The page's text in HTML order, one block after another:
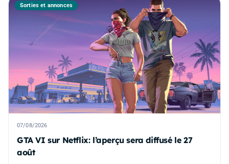
Sorties et annonces
07/08/2026
GTA VI sur Netflix: l’aperçu sera diffusé le 27
août